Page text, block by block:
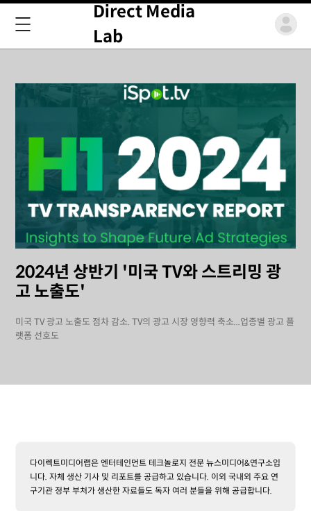
Direct Media
Lab
2024년 상반기 '미국 TV와 스트리밍 광
고 노출도'
미국 TV 광고 노출도 점차 감소. TV의 광고 시장 영향력 축소...업종별 광고 플
랫폼 선호도
다이렉트미디어랩은 엔터테인먼트 테크놀로지 전문 뉴스미디어&연구소입
니다. 자체 생산 기사 및 리포트를 공급하고 있습니다. 이외 국내외 주요 연
구기관 정부 부처가 생산한 자료들도 독자 여러 분들을 위해 공급합니다.